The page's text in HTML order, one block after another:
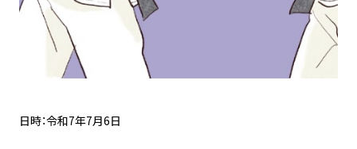
日時：令和7年7月6日